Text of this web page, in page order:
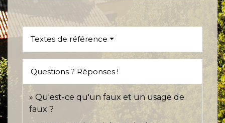
Textes de référence
Questions ? Réponses !
Qu'est-ce qu'un faux et un usage de
faux ?